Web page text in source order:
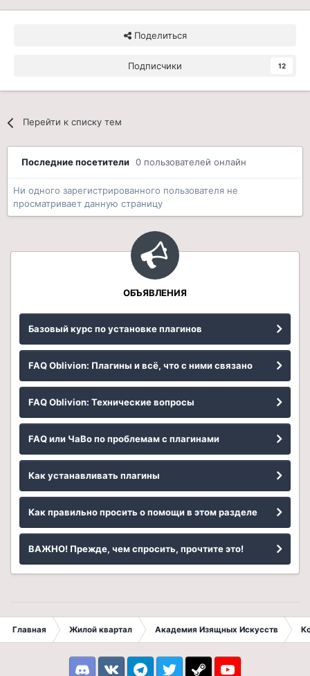
Поделиться
Подписчики 12
Перейти к списку тем
Последние посетители 0 пользователей онлайн
Ни одного зарегистрированного пользователя не
просматривает данную страницу
ОБЪЯВЛЕНИЯ
Базовый курс по установке плагинов
FAQ Oblivion: Плагины и всё, что с ними связано
FAQ Oblivion: Технические вопросы
FAQ или ЧаВо по проблемам с плагинами
Как устанавливать плагины
Как правильно просить о помощи в этом разделе
ВАЖНО! Прежде, чем спросить, прочтите это!
Главная Жилой квартал Академия Изящных Искусств